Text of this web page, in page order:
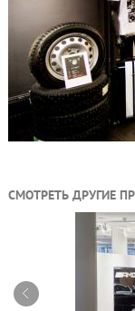
СМОТРЕТЬ ДРУГИЕ